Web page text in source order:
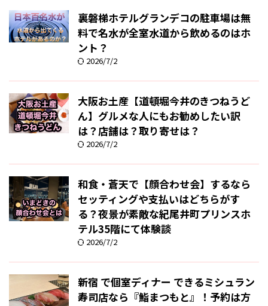
裏磐梯ホテルグランデコの駐車場は無
料で名水が全室水道から飲めるのはホ
ント？
2026/7/2
大阪お土産【道頓堀今井のきつねうど
ん】グルメな人にもお勧めしたい訳
は？店舗は？取り寄せは？
2026/7/2
和食・蒼天で【顔合わせ会】するなら
セッティングや支払いはどちらがす
る？夜景が素敵な紀尾井町プリンスホ
テル35階にて体験談
2026/7/2
新宿 で個室ディナー できるミシュラン
寿司店なら『鮨まつもと』！予約は方